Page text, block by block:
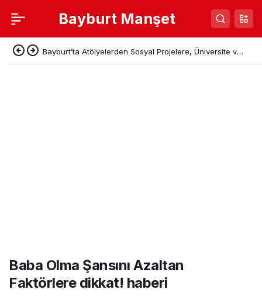
Bayburt Manşet
Bayburt’ta Atölyelerden Sosyal Projelere, Üniversite ve
Baba Olma Şansını Azaltan
Faktörlere dikkat! haberi